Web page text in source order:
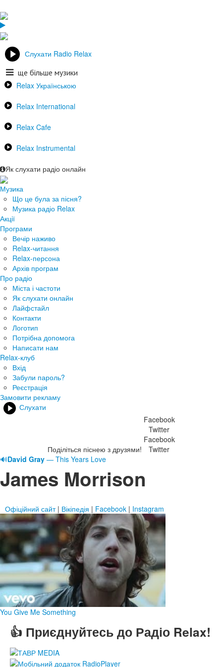
Слухати Radio Relax
ще більше музики
Relax Українською
Relax International
Relax Cafe
Relax Instrumental
Як слухати радіо онлайн
Музика
Що це була за пісня?
Музика радіо Relax
Акції
Програми
Вечір наживо
Relax-читання
Relax-персона
Архів програм
Про радіо
Міста і частоти
Як слухати онлайн
Лайфстайл
Контакти
Логотип
Потрібна допомога
Написати нам
Relax-клуб
Вхід
Забули пароль?
Реєстрація
Замовити рекламу
Слухати
Поділіться піснею з друзями!
Facebook
Twitter
Facebook
Twitter
🔊David Gray — This Years Love
James Morrison
Офіційний сайт| Вікіпедія | Facebook | Instagram
You Give Me Something
👍 Приєднуйтесь до Радіо Relax!